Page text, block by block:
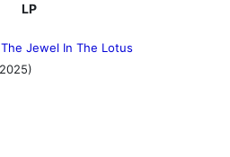
LP
Jewel In The Lotus